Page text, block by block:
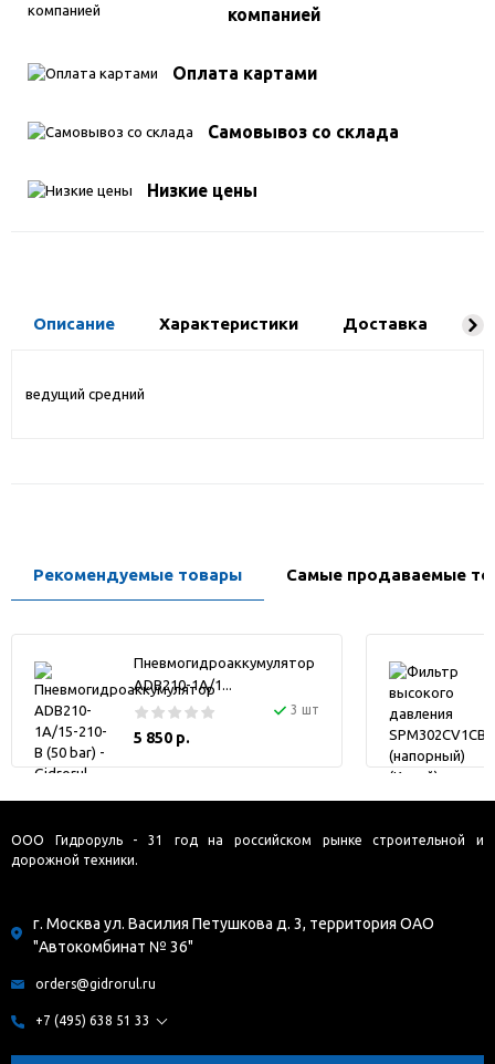
компанией
Оплата картами
Самовывоз со склада
Низкие цены
Описание Характеристики Доставка
ведущий средний
Рекомендуемые товары Самые продаваемые
Пневмогидроаккумулятор
ADB210-1A/1...
3 шт
5 850 р.
ООО Гидроруль - 31 год на российском рынке строительной и
дорожной техники.
г. Москва ул. Василия Петушкова д. 3, территория ОАО
"Автокомбинат № 36"
orders@gidrorul.ru
+7 (495) 638 51 33